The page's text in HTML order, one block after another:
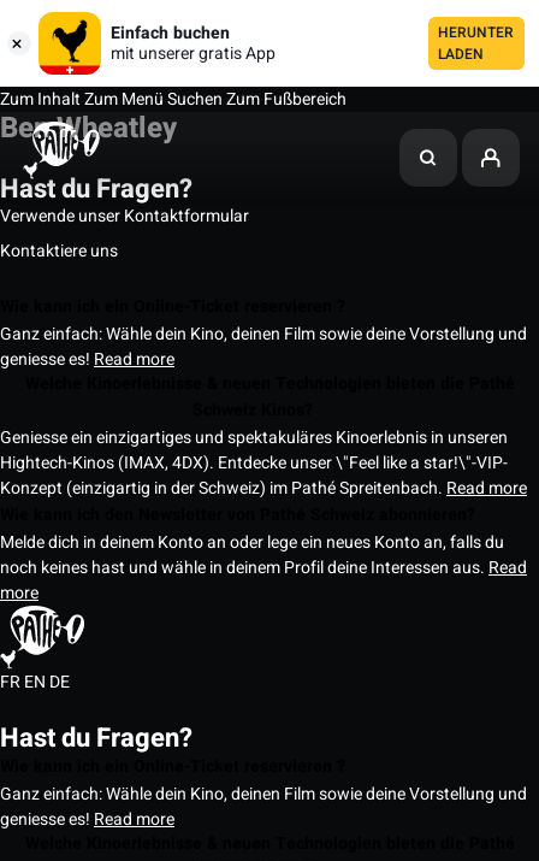
Einfach buchen
mit unserer gratis App
HERUNTER
LADEN
Zum InhaltZum MenüSuchenZum Fußbereich
Ben Wheatley
Hast du Fragen?
Verwende unser Kontaktformular
Kontaktiere uns
Ganz einfach: Wähle dein Kino, deinen Film sowie deine Vorstellung und
geniesse es! Read more
Geniesse ein einzigartiges und spektakuläres Kinoerlebnis in unseren
Hightech-Kinos (IMAX, 4DX). Entdecke unser \"Feel like a star!\"-VIP-
Konzept (einzigartig in der Schweiz) im Pathé Spreitenbach. Read more
Melde dich in deinem Konto an oder lege ein neues Konto an, falls du
noch keines hast und wähle in deinem Profil deine Interessen aus. Read
more
FREN DE
Hast du Fragen?
Ganz einfach: Wähle dein Kino, deinen Film sowie deine Vorstellung und
geniesse es! Read more